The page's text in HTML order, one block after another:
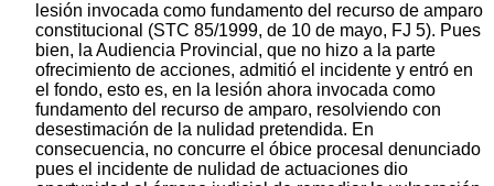
lesión invocada como fundamento del recurso de amparo
constitucional (STC 85/1999, de 10 de mayo, FJ 5). Pues
bien, la Audiencia Provincial, que no hizo a la parte
ofrecimiento de acciones, admitió el incidente y entró en
el fondo, esto es, en la lesión ahora invocada como
fundamento del recurso de amparo, resolviendo con
desestimación de la nulidad pretendida. En
consecuencia, no concurre el óbice procesal denunciado
pues el incidente de nulidad de actuaciones dio